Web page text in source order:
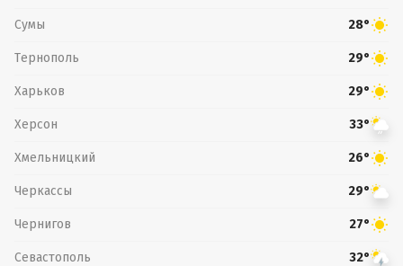
Сумы 28°
Тернополь 29°
Харьков 29°
Херсон 33°
Хмельницкий 26°
Черкассы 29°
Чернигов 27°
Севастополь 32°